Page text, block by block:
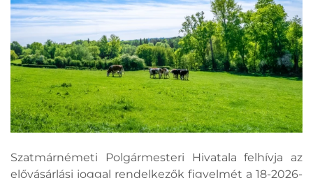
Szatmárnémeti Polgármesteri Hivatala felhívja az
elővásárlási joggal rendelkezők figyelmét a 18-2026-